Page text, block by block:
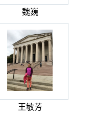
魏巍
王敏芳